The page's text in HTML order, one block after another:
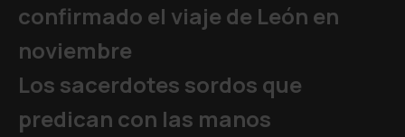
confirmado el viaje de León en
noviembre
Los sacerdotes sordos que
predican con las manos